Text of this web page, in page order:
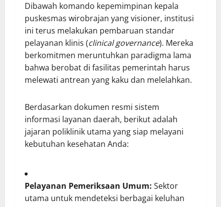
Dibawah komando kepemimpinan kepala
puskesmas wirobrajan yang visioner, institusi
ini terus melakukan pembaruan standar
pelayanan klinis (clinical governance). Mereka
berkomitmen meruntuhkan paradigma lama
bahwa berobat di fasilitas pemerintah harus
melewati antrean yang kaku dan melelahkan.
Berdasarkan dokumen resmi sistem
informasi layanan daerah, berikut adalah
jajaran poliklinik utama yang siap melayani
kebutuhan kesehatan Anda:
Pelayanan Pemeriksaan Umum: Sektor
utama untuk mendeteksi berbagai keluhan